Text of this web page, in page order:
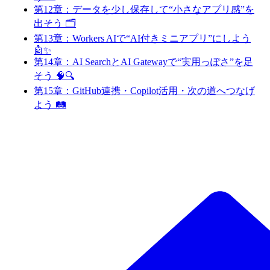
第12章：データを少し保存して“小さなアプリ感”を
出そう 🗂️
第13章：Workers AIで“AI付きミニアプリ”にしよう
🤖✨
第14章：AI SearchとAI Gatewayで“実用っぽさ”を足
そう 🧠🔍
第15章：GitHub連携・Copilot活用・次の道へつなげ
よう 🛤️